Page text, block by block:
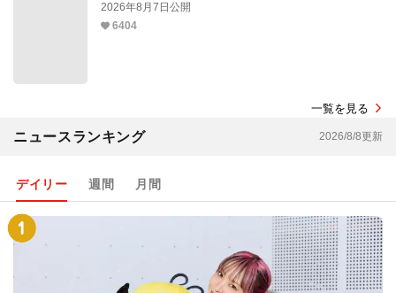
2026年8月7日公開
6404
一覧を見る
ニュースランキング 2026/8/8更新
デイリー 週間 月間